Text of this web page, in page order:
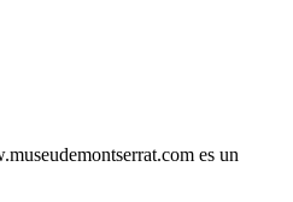
es un